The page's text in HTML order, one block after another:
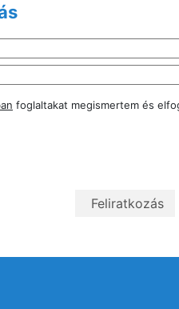
foglaltakat megismertem és